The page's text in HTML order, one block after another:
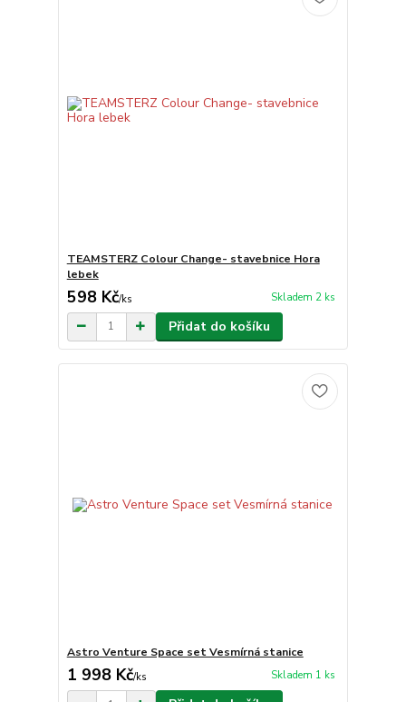
TEAMSTERZ Colour Change- stavebnice Hora
lebek
598 Kč/ks Skladem 2 ks
Přidat do košíku
Astro Venture Space set Vesmírná stanice
1 998 Kč/ks Skladem 1 ks